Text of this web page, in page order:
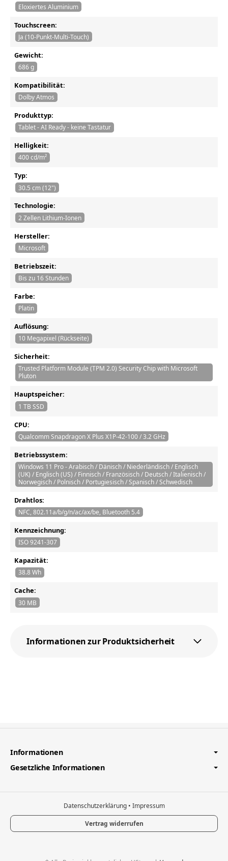
Eloxiertes Aluminium
Touchscreen:
Ja (10-Punkt-Multi-Touch)
Gewicht:
686 g
Kompatibilität:
Dolby Atmos
Produkttyp:
Tablet - AI Ready - keine Tastatur
Helligkeit:
400 cd/m²
Typ:
30.5 cm (12")
Technologie:
2 Zellen Lithium-Ionen
Hersteller:
Microsoft
Betriebszeit:
Bis zu 16 Stunden
Farbe:
Platin
Auflösung:
10 Megapixel (Rückseite)
Sicherheit:
Trusted Platform Module (TPM 2.0) Security Chip with Microsoft
Pluton
Hauptspeicher:
1 TB SSD
CPU:
Qualcomm Snapdragon X Plus X1P-42-100 / 3.2 GHz
Betriebssystem:
Windows 11 Pro - Arabisch / Dänisch / Niederländisch / Englisch
(UK) / Englisch (US) / Finnisch / Französisch / Deutsch / Italienisch /
Norwegisch / Polnisch / Portugiesisch / Spanisch / Schwedisch
Drahtlos:
NFC, 802.11a/b/g/n/ac/ax/be, Bluetooth 5.4
Kennzeichnung:
ISO 9241-307
Kapazität:
38.8 Wh
Cache:
30 MB
Informationen zur Produktsicherheit
Informationen
Gesetzliche Informationen
Datenschutzerklärung • Impressum
Vertrag widerrufen